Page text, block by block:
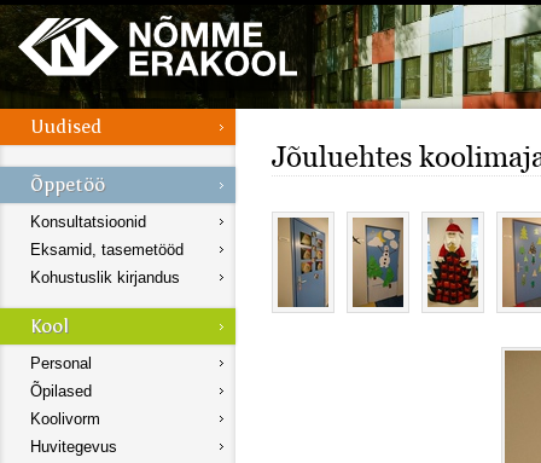
Konsultatsioonid
Eksamid, tasemetööd
Kohustuslik kirjandus
Personal
Õpilased
Koolivorm
Huvitegevus
Jõuluehtes